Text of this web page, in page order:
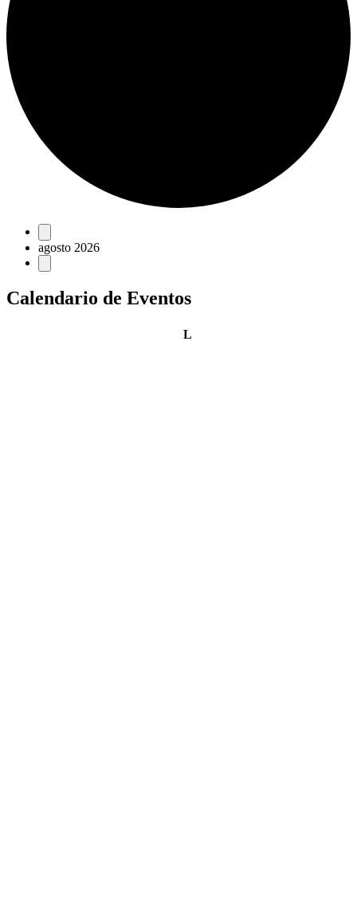
Eventos
agosto 2026
Calendario de Eventos
Llunes